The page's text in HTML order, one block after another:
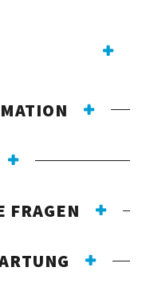
FRAGEN